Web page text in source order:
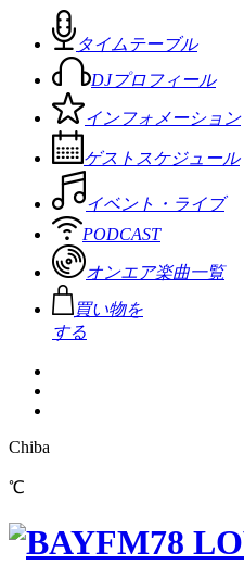
タイムテーブル
DJプロフィール
インフォメーション
ゲストスケジュール
イベント・ライブ
PODCAST
オンエア楽曲一覧
買い物を
する
Chiba
℃